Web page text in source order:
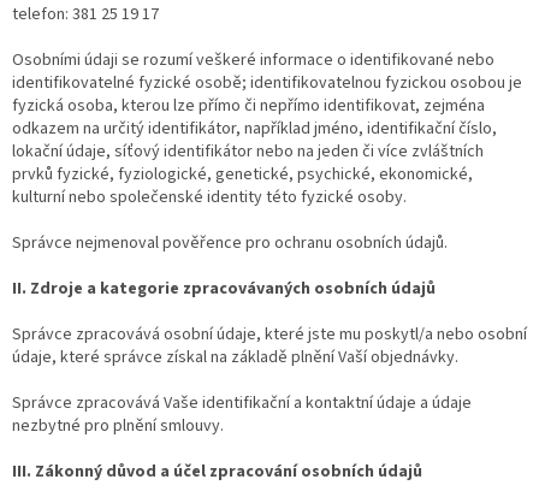
telefon: 381 25 19 17
Osobními údaji se rozumí veškeré informace o identifikované nebo
identifikovatelné fyzické osobě; identifikovatelnou fyzickou osobou je
fyzická osoba, kterou lze přímo či nepřímo identifikovat, zejména
odkazem na určitý identifikátor, například jméno, identifikační číslo,
lokační údaje, síťový identifikátor nebo na jeden či více zvláštních
prvků fyzické, fyziologické, genetické, psychické, ekonomické,
kulturní nebo společenské identity této fyzické osoby.
Správce nejmenoval pověřence pro ochranu osobních údajů.
II. Zdroje a kategorie zpracovávaných osobních údajů
Správce zpracovává osobní údaje, které jste mu poskytl/a nebo osobní
údaje, které správce získal na základě plnění Vaší objednávky.
Správce zpracovává Vaše identifikační a kontaktní údaje a údaje
nezbytné pro plnění smlouvy.
III. Zákonný důvod a účel zpracování osobních údajů